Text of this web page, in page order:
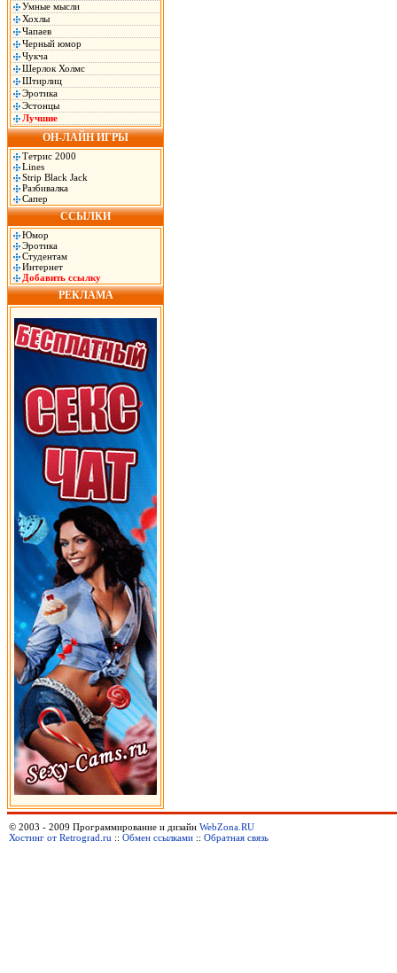
Умные мысли
Хохлы
Чапаев
Черный юмор
Чукча
Шерлок Холмс
Штирлиц
Эротика
Эстонцы
Лучшие
ОН-ЛАЙН ИГРЫ
Тетрис 2000
Lines
Strip Black Jack
Разбивалка
Сапер
ССЫЛКИ
Юмор
Эротика
Студентам
Интернет
Добавить ссылку
РЕКЛАМА
© 2003 - 2009 Программирование и дизайн WebZona.RU
Хостинг от Retrograd.ru :: Обмен ссылками :: Обратная связь